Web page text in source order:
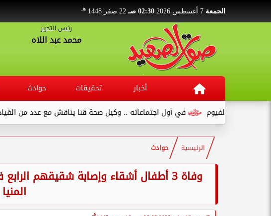
الجمعة 02:30 صـ 22 صفر 1448 هـ
رئيس التحرير
محمد عبد اللاه
أخبار تحقيقات حوادث
في أول اجتماعاته .. وكيل صحة قنا يناقش مع عدد من القيادات...
الرئيسية حوادث
وفاة 3 أطفال أشقاء وإصابة شقيقهم
المنيا
هـ